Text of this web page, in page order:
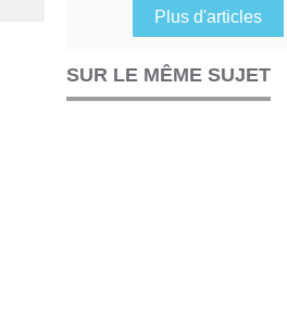
Plus d'articles
SUR LE MÊME SUJET